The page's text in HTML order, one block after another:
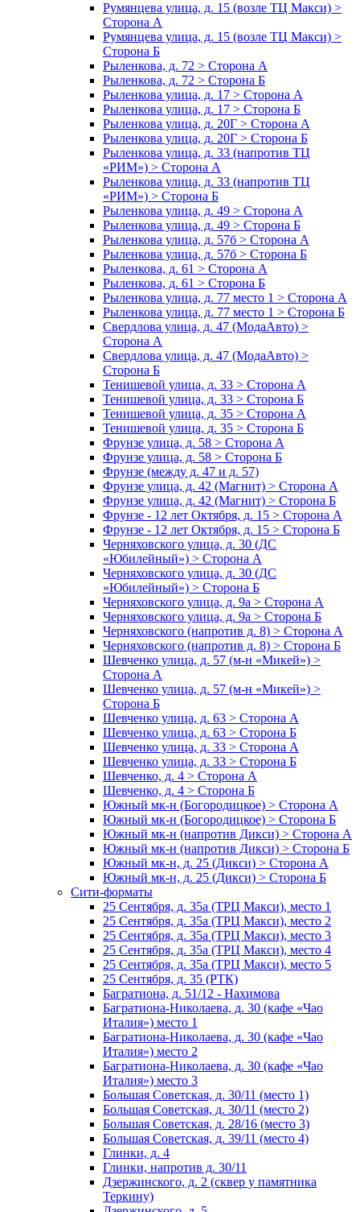
Румянцева улица, д. 15 (возле ТЦ Макси) >
Сторона А
Румянцева улица, д. 15 (возле ТЦ Макси) >
Сторона Б
Рыленкова, д. 72 > Сторона А
Рыленкова, д. 72 > Сторона Б
Рыленкова улица, д. 17 > Сторона А
Рыленкова улица, д. 17 > Сторона Б
Рыленкова улица, д. 20Г > Сторона А
Рыленкова улица, д. 20Г > Сторона Б
Рыленкова улица, д. 33 (напротив ТЦ
«РИМ») > Сторона А
Рыленкова улица, д. 33 (напротив ТЦ
«РИМ») > Сторона Б
Рыленкова улица, д. 49 > Сторона А
Рыленкова улица, д. 49 > Сторона Б
Рыленкова улица, д. 57б > Сторона А
Рыленкова улица, д. 57б > Сторона Б
Рыленкова, д. 61 > Сторона А
Рыленкова, д. 61 > Сторона Б
Рыленкова улица, д. 77 место 1 > Сторона А
Рыленкова улица, д. 77 место 1 > Сторона Б
Свердлова улица, д. 47 (МодаАвто) >
Сторона А
Свердлова улица, д. 47 (МодаАвто) >
Сторона Б
Тенишевой улица, д. 33 > Сторона А
Тенишевой улица, д. 33 > Сторона Б
Тенишевой улица, д. 35 > Сторона А
Тенишевой улица, д. 35 > Сторона Б
Фрунзе улица, д. 58 > Сторона А
Фрунзе улица, д. 58 > Сторона Б
Фрунзе (между д. 47 и д. 57)
Фрунзе улица, д. 42 (Магнит) > Сторона А
Фрунзе улица, д. 42 (Магнит) > Сторона Б
Фрунзе - 12 лет Октября, д. 15 > Сторона А
Фрунзе - 12 лет Октября, д. 15 > Сторона Б
Черняховского улица, д. 30 (ДС
«Юбилейный») > Сторона А
Черняховского улица, д. 30 (ДС
«Юбилейный») > Сторона Б
Черняховского улица, д. 9а > Сторона А
Черняховского улица, д. 9а > Сторона Б
Черняховского (напротив д. 8) > Сторона А
Черняховского (напротив д. 8) > Сторона Б
Шевченко улица, д. 57 (м-н «Микей») >
Сторона А
Шевченко улица, д. 57 (м-н «Микей») >
Сторона Б
Шевченко улица, д. 63 > Сторона А
Шевченко улица, д. 63 > Сторона Б
Шевченко улица, д. 33 > Сторона А
Шевченко улица, д. 33 > Сторона Б
Шевченко, д. 4 > Сторона А
Шевченко, д. 4 > Сторона Б
Южный мк-н (Богородицкое) > Сторона А
Южный мк-н (Богородицкое) > Сторона Б
Южный мк-н (напротив Дикси) > Сторона А
Южный мк-н (напротив Дикси) > Сторона Б
Южный мк-н, д. 25 (Дикси) > Сторона А
Южный мк-н, д. 25 (Дикси) > Сторона Б
Сити-форматы
25 Сентября, д. 35а (ТРЦ Макси), место 1
25 Сентября, д. 35а (ТРЦ Макси), место 2
25 Сентября, д. 35а (ТРЦ Макси), место 3
25 Сентября, д. 35а (ТРЦ Макси), место 4
25 Сентября, д. 35а (ТРЦ Макси), место 5
25 Сентября, д. 35 (РТК)
Багратиона, д. 51/12 - Нахимова
Багратиона-Николаева, д. 30 (кафе «Чао
Италия») место 1
Багратиона-Николаева, д. 30 (кафе «Чао
Италия») место 2
Багратиона-Николаева, д. 30 (кафе «Чао
Италия») место 3
Большая Советская, д. 30/11 (место 1)
Большая Советская, д. 30/11 (место 2)
Большая Советская, д. 28/16 (место 3)
Большая Советская, д. 39/11 (место 4)
Глинки, д. 4
Глинки, напротив д. 30/11
Дзержинского, д. 2 (сквер у памятника
Теркину)